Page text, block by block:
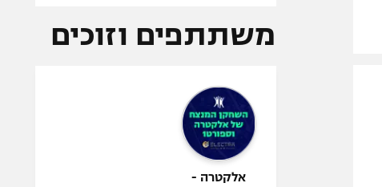
משתתפים וזוכים
אלקטרה -